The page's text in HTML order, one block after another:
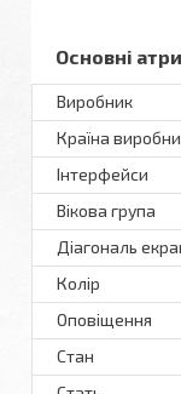
Основні
Виробник
Країна
Інтерфейси
Вікова група
Діагональ
Колір
Оповіщення
Стан